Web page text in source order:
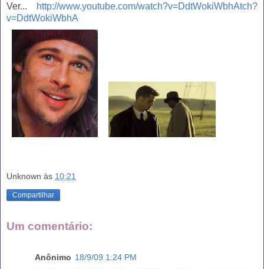
Ver...
http://www.youtube.com/watch?v=DdtWokiWbhAtch?
v=DdtWokiWbhA
Unknown às 10:21
Compartilhar
Um comentário:
Anônimo 18/9/09 1:24 PM